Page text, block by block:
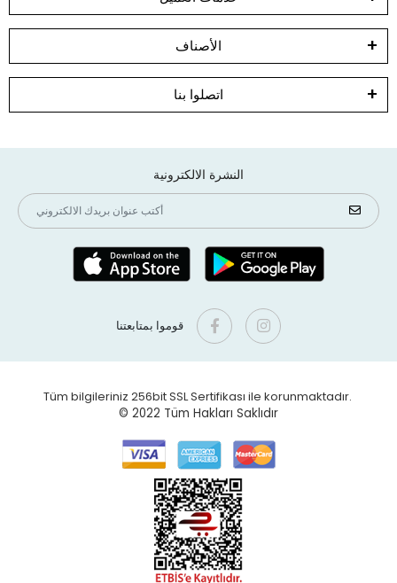
الأصناف
اتصلوا بنا
النشرة الالكترونية
قوموا بمتابعتنا
Tüm bilgileriniz 256bit SSL Sertifikası ile korunmaktadır.
© 2022 Tüm Hakları Saklıdır